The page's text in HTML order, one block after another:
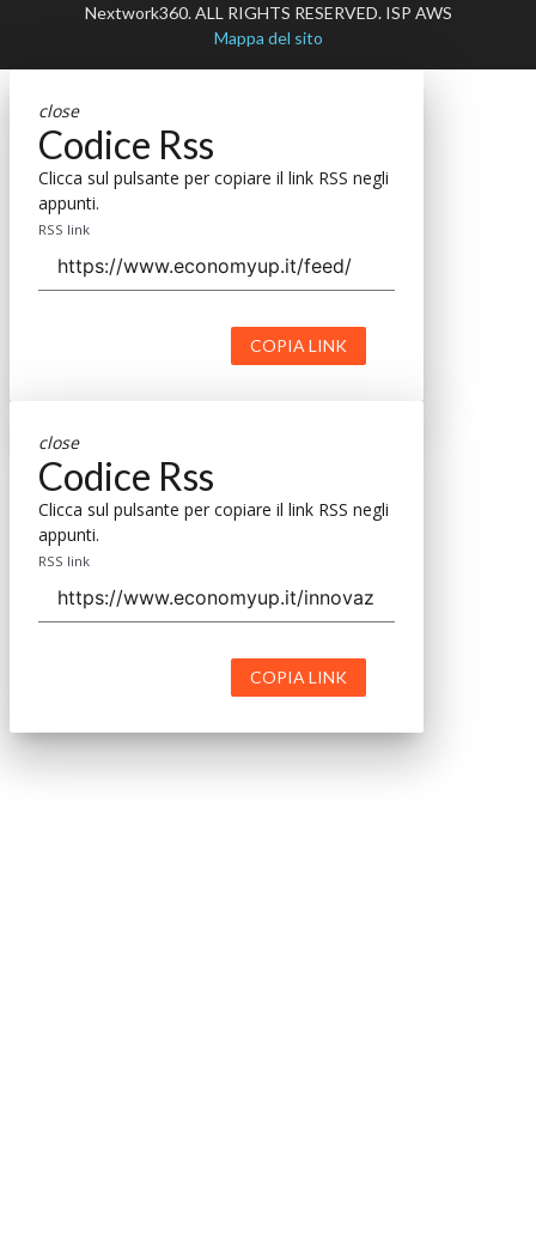
Nextwork360. ALL RIGHTS RESERVED. ISP AWS
Mappa del sito
close
Codice Rss
Clicca sul pulsante per copiare il link RSS negli
appunti.
RSS link
COPIA LINK
close
Codice Rss
Clicca sul pulsante per copiare il link RSS negli
appunti.
RSS link
COPIA LINK